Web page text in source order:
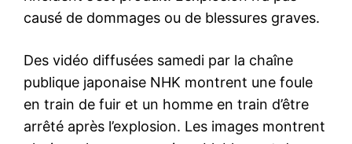
causé de dommages ou de blessures graves.
Des vidéo diffusées samedi par la chaîne
publique japonaise NHK montrent une foule
en train de fuir et un homme en train d’être
arrêté après l’explosion. Les images montrent